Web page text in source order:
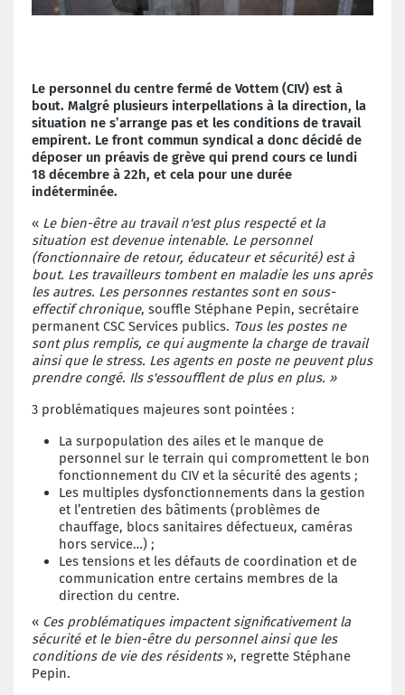
Le personnel du centre fermé de Vottem (CIV) est à
bout. Malgré plusieurs interpellations à la direction, la
situation ne s’arrange pas et les conditions de travail
empirent. Le front commun syndical a donc décidé de
déposer un préavis de grève qui prend cours ce lundi
18 décembre à 22h, et cela pour une durée
indéterminée.
« Le bien-être au travail n'est plus respecté et la
situation est devenue intenable. Le personnel
(fonctionnaire de retour, éducateur et sécurité) est à
bout. Les travailleurs tombent en maladie les uns après
les autres. Les personnes restantes sont en sous-
effectif chronique, souffle Stéphane Pepin, secrétaire
permanent CSC Services publics. Tous les postes ne
sont plus remplis, ce qui augmente la charge de travail
ainsi que le stress. Les agents en poste ne peuvent plus
prendre congé. Ils s'essoufflent de plus en plus. »
3 problématiques majeures sont pointées :
La surpopulation des ailes et le manque de
personnel sur le terrain qui compromettent le bon
fonctionnement du CIV et la sécurité des agents ;
Les multiples dysfonctionnements dans la gestion
et l’entretien des bâtiments (problèmes de
chauffage, blocs sanitaires défectueux, caméras
hors service…) ;
Les tensions et les défauts de coordination et de
communication entre certains membres de la
direction du centre.
« Ces problématiques impactent significativement la
sécurité et le bien-être du personnel ainsi que les
conditions de vie des résidents», regrette Stéphane
Pepin.